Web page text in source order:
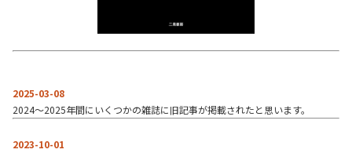
2025-03-08
2024～2025年間にいくつかの雑誌に旧記事が掲載されたと思います。
2023-10-01